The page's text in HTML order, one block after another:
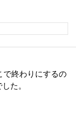
で終わりにするの
た。